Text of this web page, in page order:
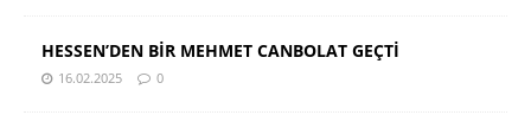
HESSEN’DEN BİR MEHMET CANBOLAT GEÇTİ
16.02.2025 0